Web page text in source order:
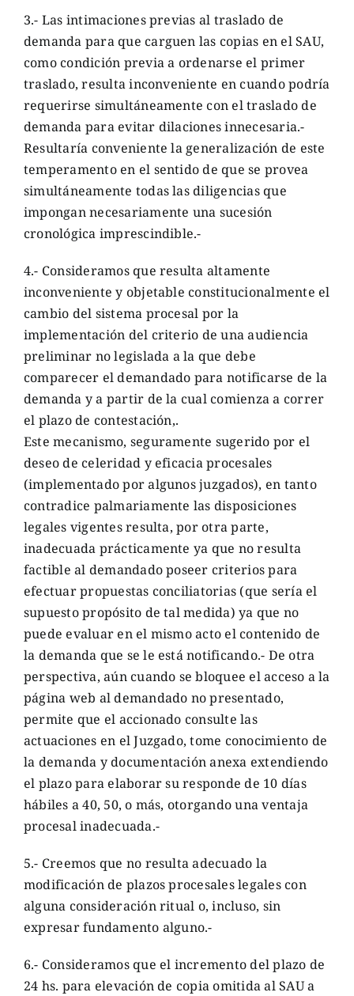
3.- Las intimaciones previas al traslado de
demanda para que carguen las copias en el SAU,
como condición previa a ordenarse el primer
traslado, resulta inconveniente en cuando podría
requerirse simultáneamente con el traslado de
demanda para evitar dilaciones innecesaria.-
Resultaría conveniente la generalización de este
temperamento en el sentido de que se provea
simultáneamente todas las diligencias que
impongan necesariamente una sucesión
cronológica imprescindible.-
4.- Consideramos que resulta altamente
inconveniente y objetable constitucionalmente el
cambio del sistema procesal por la
implementación del criterio de una audiencia
preliminar no legislada a la que debe
comparecer el demandado para notificarse de la
demanda y a partir de la cual comienza a correr
el plazo de contestación,.
Este mecanismo, seguramente sugerido por el
deseo de celeridad y eficacia procesales
(implementado por algunos juzgados), en tanto
contradice palmariamente las disposiciones
legales vigentes resulta, por otra parte,
inadecuada prácticamente ya que no resulta
factible al demandado poseer criterios para
efectuar propuestas conciliatorias (que sería el
supuesto propósito de tal medida) ya que no
puede evaluar en el mismo acto el contenido de
la demanda que se le está notificando.- De otra
perspectiva, aún cuando se bloquee el acceso a la
página web al demandado no presentado,
permite que el accionado consulte las
actuaciones en el Juzgado, tome conocimiento de
la demanda y documentación anexa extendiendo
el plazo para elaborar su responde de 10 días
hábiles a 40, 50, o más, otorgando una ventaja
procesal inadecuada.-
5.- Creemos que no resulta adecuado la
modificación de plazos procesales legales con
alguna consideración ritual o, incluso, sin
expresar fundamento alguno.-
6.- Consideramos que el incremento del plazo de
24 hs. para elevación de copia omitida al SAU a